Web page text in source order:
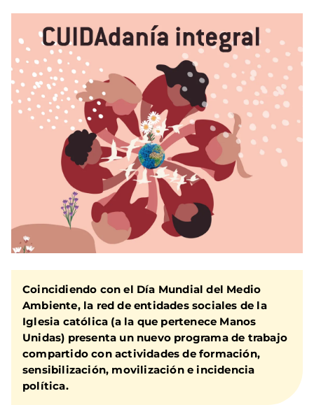
Coincidiendo con el Día Mundial del Medio
Ambiente, la red de entidades sociales de la
Iglesia católica (a la que pertenece Manos
Unidas) presenta un nuevo programa de trabajo
compartido con actividades de formación,
sensibilización, movilización e incidencia
política.